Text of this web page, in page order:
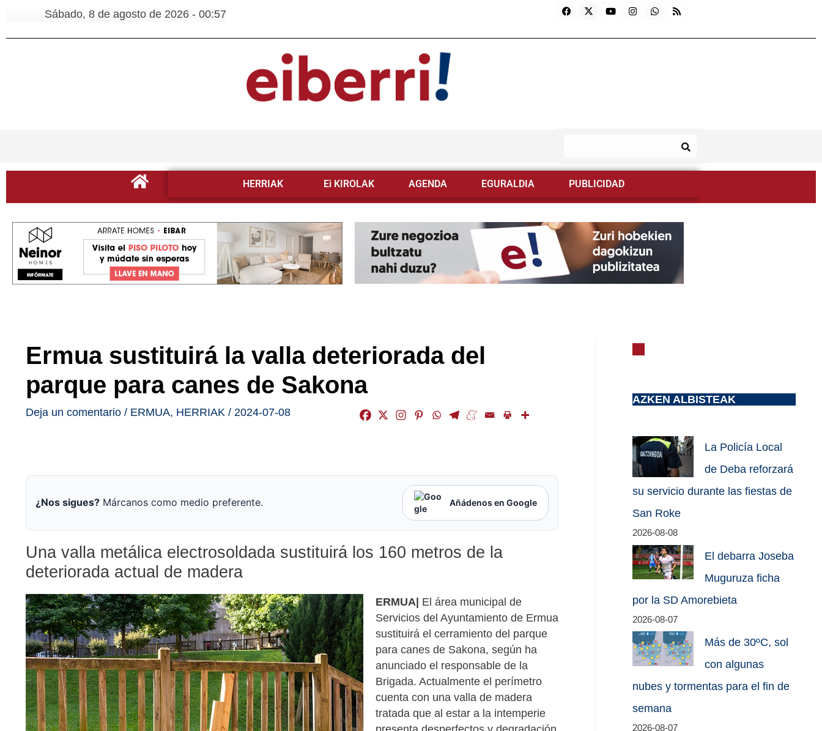
Sábado, 8 de agosto de 2026 - 00:57
HERRIAK Ei KIROLAK AGENDA EGURALDIA PUBLICIDAD
Ermua sustituirá la valla deteriorada del
parque para canes de Sakona
Deja un comentario / ERMUA, HERRIAK / 2024-07-08
¿Nos sigues? Márcanos como medio preferente. Añádenos en Google
Una valla metálica electrosoldada sustituirá los 160 metros de la
deteriorada actual de madera
ERMUA| El área municipal de
Servicios del Ayuntamiento de Ermua
sustituirá el cerramiento del parque
para canes de Sakona, según ha
anunciado el responsable de la
Brigada. Actualmente el perímetro
cuenta con una valla de madera
tratada que al estar a la intemperie
AZKEN ALBISTEAK
La Policía Local
de Deba reforzará
su servicio durante las fiestas de
San Roke
2026-08-08
El debarra Joseba
Muguruza ficha
por la SD Amorebieta
2026-08-07
Más de 30ºC, sol
con algunas
nubes y tormentas para el fin de
semana
2026-08-07